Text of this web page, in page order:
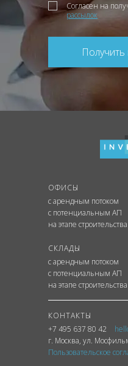
Согласен на
рассылок
ОФИСЫ
с арендным потоком
с потенциальным АП
на этапе строительства
СКЛАДЫ
с арендным потоком
с потенциальным АП
на этапе строительства
КОНТАКТЫ
+7 495 637 80 42
г. Москва, ул.
Пользовательское